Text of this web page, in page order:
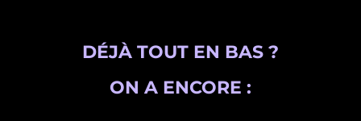
DÉJÀ TOUT EN BAS ?
ON A ENCORE :